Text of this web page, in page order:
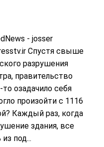
- josser
Спустя свыше
разрушения
правительство
озадачило себя
произойти с 1116
Каждый раз, когда
здания, все
под...